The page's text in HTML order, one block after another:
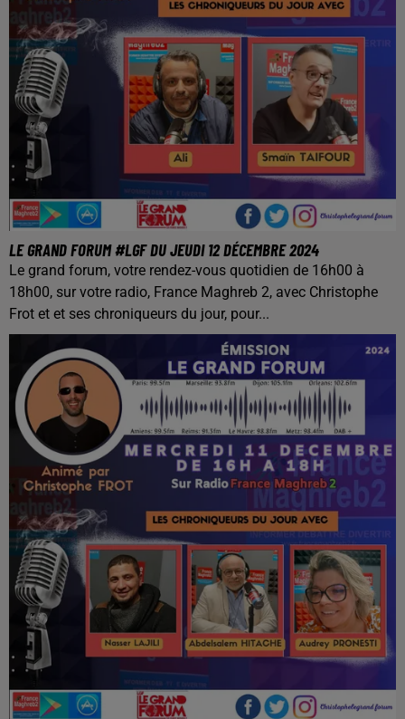
LE GRAND FORUM #LGF DU JEUDI 12 DÉCEMBRE 2024
Le grand forum, votre rendez-vous quotidien de 16h00 à
18h00, sur votre radio, France Maghreb 2, avec Christophe
Frot et et ses chroniqueurs du jour, pour...